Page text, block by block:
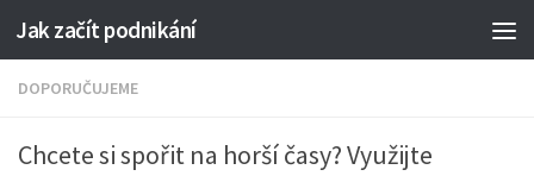
Jak začít podnikání
DOPORUČUJEME
Chcete si spořit na horší časy? Využijte